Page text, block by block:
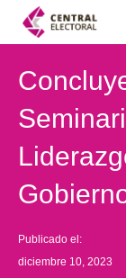
Publicado el:
diciembre 10, 2023